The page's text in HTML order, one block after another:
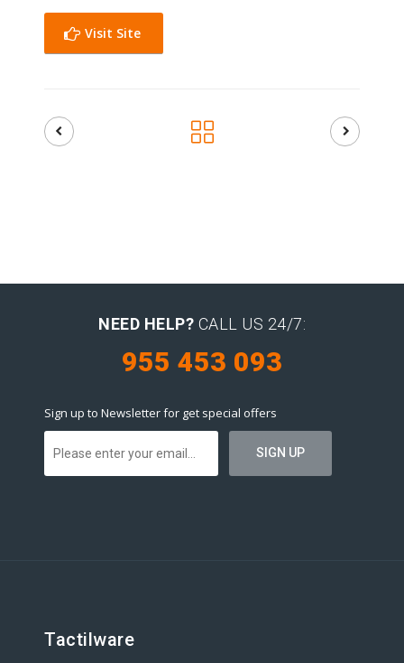
Visit Site
NEED HELP? CALL US 24/7:
955 453 093
Sign up to Newsletter for get special offers
Tactilware